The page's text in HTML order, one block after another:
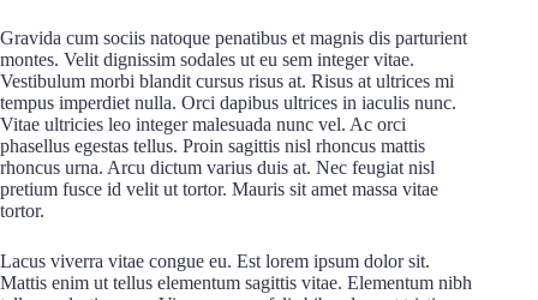
Gravida cum sociis natoque penatibus et magnis dis parturient
montes. Velit dignissim sodales ut eu sem integer vitae.
Vestibulum morbi blandit cursus risus at. Risus at ultrices mi
tempus imperdiet nulla. Orci dapibus ultrices in iaculis nunc.
Vitae ultricies leo integer malesuada nunc vel. Ac orci
phasellus egestas tellus. Proin sagittis nisl rhoncus mattis
rhoncus urna. Arcu dictum varius duis at. Nec feugiat nisl
pretium fusce id velit ut tortor. Mauris sit amet massa vitae
tortor.
Lacus viverra vitae congue eu. Est lorem ipsum dolor sit.
Mattis enim ut tellus elementum sagittis vitae. Elementum nibh